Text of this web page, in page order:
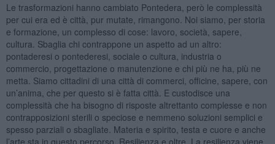
Le trasformazioni hanno cambiato Pontedera, però le complessità
per cui era ed è città, pur mutate, rimangono. Noi siamo, per storia
e formazione, un complesso di cose: lavoro, società, sapere,
cultura. Sbaglia chi contrappone un aspetto ad un altro:
pontaderesi o pontederesi, sociale o cultura, industria o
commercio, progettazione o manutenzione e chi più ne ha, più ne
metta. Siamo cittadini di una città di commerci, officine, sapere, con
un’anima, che per questo si è fatta città. E custodisce una
complessità che ha bisogno di risposte altrettanto complesse e non
contrapposizioni sterili o speciose e nemmeno soluzioni semplici e
spesso parziali o sbagliate. Materia e spirito, testa e cuore e anche
l’arte sta in questo percorso. Resilienza e oltre. La resilienza viene